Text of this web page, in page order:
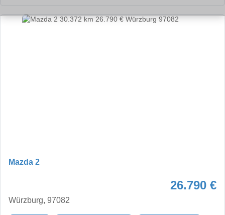
Mazda 2
26.790 €
Würzburg, 97082